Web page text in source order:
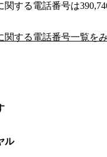
関する電話番号は
関する電話番号一覧を
ル